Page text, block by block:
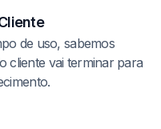
de uso, sabemos
cliente vai terminar para